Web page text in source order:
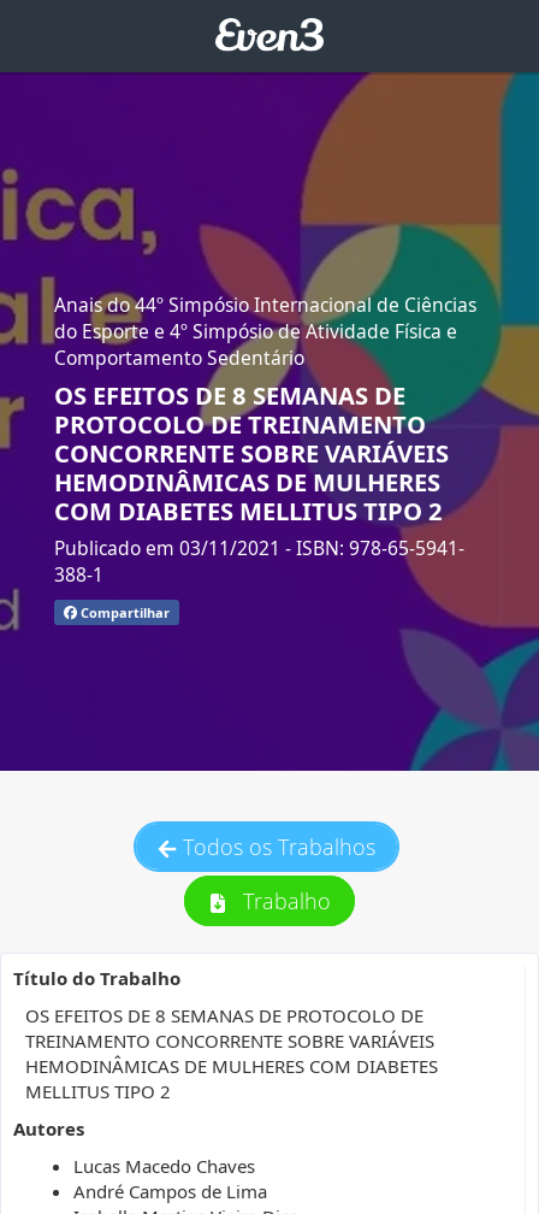
Anais do 44º Simpósio Internacional de Ciências
do Esporte e 4º Simpósio de Atividade Física e
Comportamento Sedentário
OS EFEITOS DE 8 SEMANAS DE
PROTOCOLO DE TREINAMENTO
CONCORRENTE SOBRE VARIÁVEIS
HEMODINÂMICAS DE MULHERES
COM DIABETES MELLITUS TIPO 2
Publicado em 03/11/2021 - ISBN: 978-65-5941-
388-1
Compartilhar
Todos os Trabalhos
Trabalho
Título do Trabalho
OS EFEITOS DE 8 SEMANAS DE PROTOCOLO DE
TREINAMENTO CONCORRENTE SOBRE VARIÁVEIS
HEMODINÂMICAS DE MULHERES COM DIABETES
MELLITUS TIPO 2
Autores
Lucas Macedo Chaves
André Campos de Lima